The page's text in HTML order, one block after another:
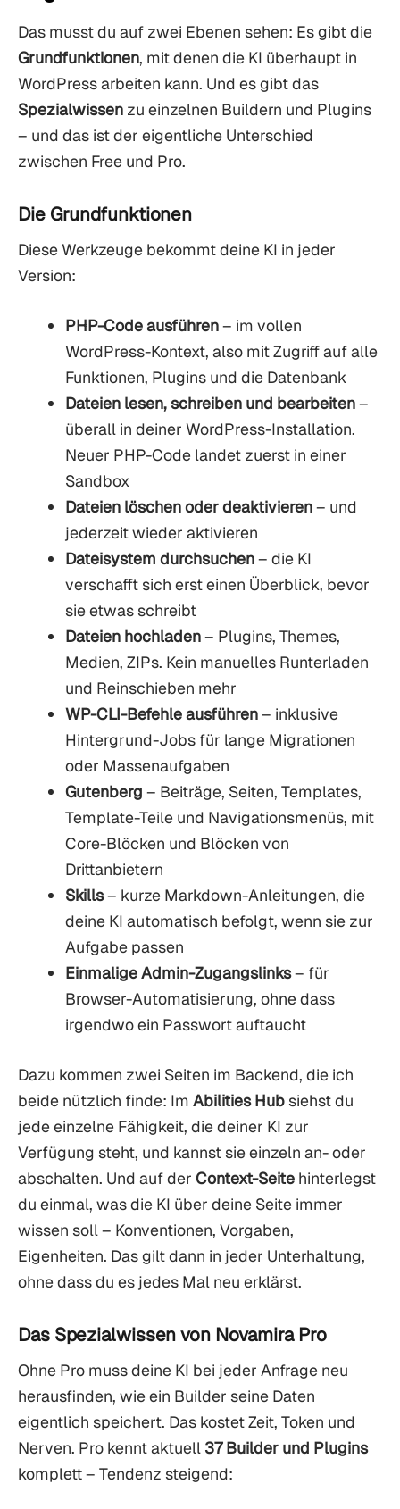
Das musst du auf zwei Ebenen sehen: Es gibt die
Grundfunktionen, mit denen die KI überhaupt in
WordPress arbeiten kann. Und es gibt das
Spezialwissen zu einzelnen Buildern und Plugins
– und das ist der eigentliche Unterschied
zwischen Free und Pro.
Die Grundfunktionen
Diese Werkzeuge bekommt deine KI in jeder
Version:
PHP-Code ausführen– im vollen
WordPress-Kontext, also mit Zugriff auf alle
Funktionen, Plugins und die Datenbank
Dateien lesen, schreiben und bearbeiten–
überall in deiner WordPress-Installation.
Neuer PHP-Code landet zuerst in einer
Sandbox
Dateien löschen oder deaktivieren– und
jederzeit wieder aktivieren
Dateisystem durchsuchen– die KI
verschafft sich erst einen Überblick, bevor
sie etwas schreibt
Dateien hochladen– Plugins, Themes,
Medien, ZIPs. Kein manuelles Runterladen
und Reinschieben mehr
WP-CLI-Befehle ausführen– inklusive
Hintergrund-Jobs für lange Migrationen
oder Massenaufgaben
Gutenberg – Beiträge, Seiten, Templates,
Template-Teile und Navigationsmenüs, mit
Core-Blöcken und Blöcken von
Drittanbietern
Skills– kurze Markdown-Anleitungen, die
deine KI automatisch befolgt, wenn sie zur
Aufgabe passen
Einmalige Admin-Zugangslinks– für
Browser-Automatisierung, ohne dass
irgendwo ein Passwort auftaucht
Dazu kommen zwei Seiten im Backend, die ich
beide nützlich finde: Im Abilities Hubsiehst du
jede einzelne Fähigkeit, die deiner KI zur
Verfügung steht, und kannst sie einzeln an- oder
abschalten. Und auf der Context-Seite hinterlegst
du einmal, was die KI über deine Seite immer
wissen soll – Konventionen, Vorgaben,
Eigenheiten. Das gilt dann in jeder Unterhaltung,
ohne dass du es jedes Mal neu erklärst.
Das Spezialwissen von Novamira Pro
Ohne Pro muss deine KI bei jeder Anfrage neu
herausfinden, wie ein Builder seine Daten
eigentlich speichert. Das kostet Zeit, Token und
Nerven. Pro kennt aktuell 37 Builder und Plugins
komplett – Tendenz steigend: